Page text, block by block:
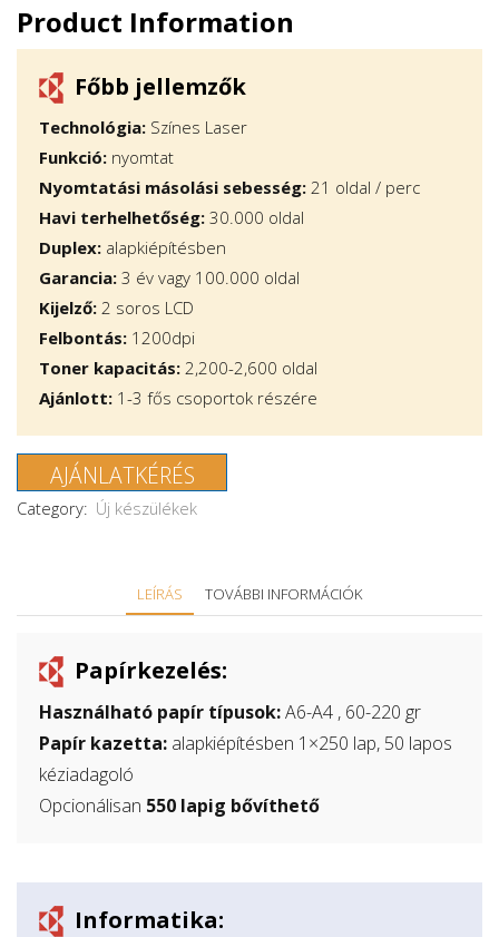
Product Information
Főbb jellemzők
Technológia: Színes Laser
Funkció: nyomtat
Nyomtatási másolási sebesség: 21 oldal / perc
Havi terhelhetőség: 30.000 oldal
Duplex: alapkiépítésben
Garancia: 3 év vagy 100.000 oldal
Kijelző: 2 soros LCD
Felbontás: 1200dpi
Toner kapacitás: 2,200-2,600 oldal
Ajánlott: 1-3 fős csoportok részére
AJÁNLATKÉRÉS
Category: Új készülékek
LEÍRÁS TOVÁBBI INFORMÁCIÓK
Papírkezelés:
Használható papír típusok:A6-A4 , 60-220 gr
Papír kazetta: alapkiépítésben 1×250 lap, 50 lapos
kéziadagoló
Opcionálisan 550 lapig bővíthető
Informatika: